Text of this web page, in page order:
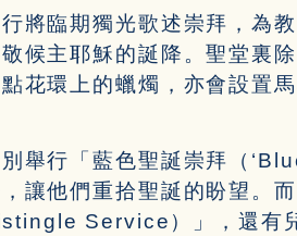
將臨期獨光歌述崇拜，為
候主耶穌的誕降。聖堂裏
花環上的蠟燭，亦會設置
舉行「藍色聖誕崇拜（
讓他們重拾聖誕的盼望。
Service）」，還有